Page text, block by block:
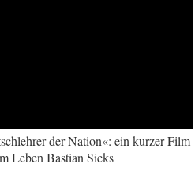
der Nation«: ein kurzer Film
Leben Bastian Sicks